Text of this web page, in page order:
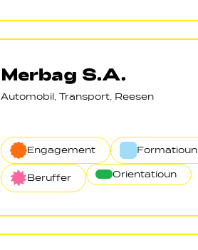
Merbag S.A.
Automobil, Transport, Reesen
Engagement Formatioun
Beruffer Orientatioun